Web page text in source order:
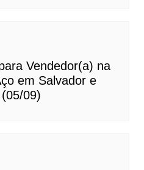
Vendedor(a) na
em Salvador e
09)